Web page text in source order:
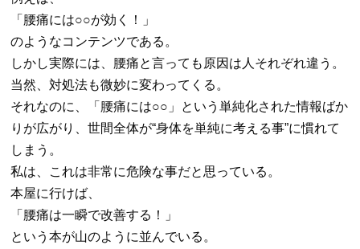
「腰痛には○○が効く！」
のようなコンテンツである。
しかし実際には、腰痛と言っても原因は人それぞれ違う。
当然、対処法も微妙に変わってくる。
それなのに、「腰痛には○○ 」という単純化された情報ばか
りが広がり、世間全体が“身体を単純に考える事”に慣れて
しまう。
私は、これは非常に危険な事だと思っている。
本屋に行けば、
「腰痛は一瞬で改善する！」
という本が山のように並んでいる。